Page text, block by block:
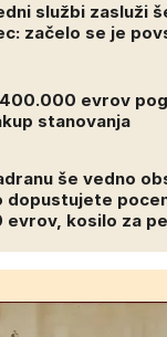
službi zasluži
začelo se je
evrov
stanovanja
še vedno
dopustujete
evrov, kosilo za